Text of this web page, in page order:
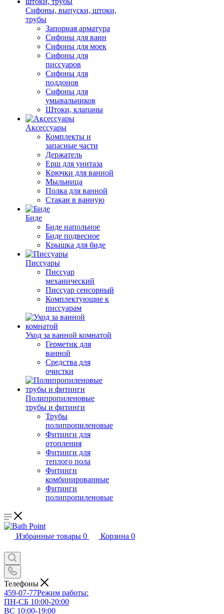
Сифоны, выпуски, штоки,
трубы
Запорная арматура
Сифоны для ванн
Сифоны для моек
Сифоны для
писсуаров
Сифоны для
поддонов
Сифоны для
умывальников
Штоки, клапаны
Аксессуары
Комплекты и
запасные части
Держатель
Ерш для унитаза
Крючки для ванной
Мыльница
Полка для ванной
Стакан в ванную
Биде
Биде напольное
Биде подвесное
Крышка для биде
Писсуары
Писсуар
механический
Писсуар сенсорный
Комплектующие к
писсуарам
Уход за ванной комнатой
Герметик для
ванной
Средства для
очистки
Полипропиленовые
трубы и фитинги
Трубы
полипропиленовые
Фитинги для
отопления
Фитинги для
теплого пола
Фитинги
комбинированные
Фитинги
полипропиленовые
Избранные товары 0 Корзина 0
Телефоны
459-07-77Режим работы:
ПН-СБ 10:00-20:00
ВС 10:00-19:00